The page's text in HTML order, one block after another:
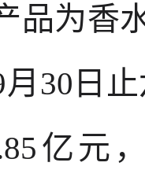
品为香
月30日
亿元